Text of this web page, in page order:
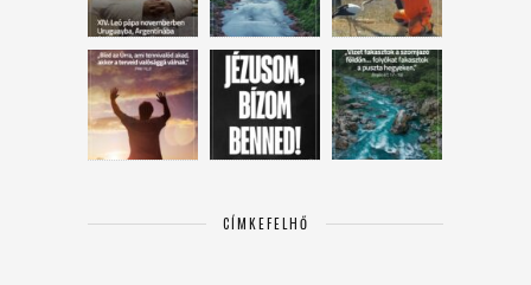
CÍMKEFELHŐ